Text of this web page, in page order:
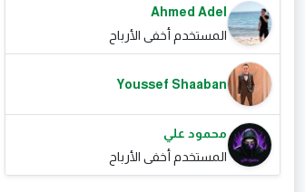
Ahmed Adel
المستخدم أخفى الأرباح
Youssef Shaaban
محمود علي
المستخدم أخفى الأرباح